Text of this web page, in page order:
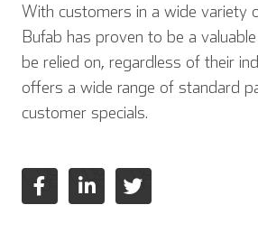
With customers in a wide variety
Bufab has proven to be a
be relied on, regardless of their
offers a wide range of standard
customer specials.